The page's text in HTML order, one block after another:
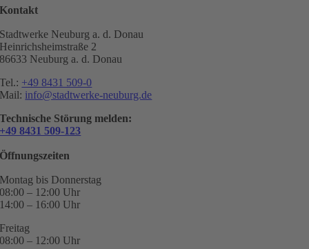
Kontakt
Stadtwerke Neuburg a. d. Donau
Heinrichsheimstraße 2
86633 Neuburg a. d. Donau
Tel.: +49 8431 509-0
Mail: info@stadtwerke-neuburg.de
Technische Störung melden:
+49 8431 509-123
Öffnungszeiten
Montag bis Donnerstag
08:00 – 12:00 Uhr
14:00 – 16:00 Uhr
Freitag
08:00 – 12:00 Uhr